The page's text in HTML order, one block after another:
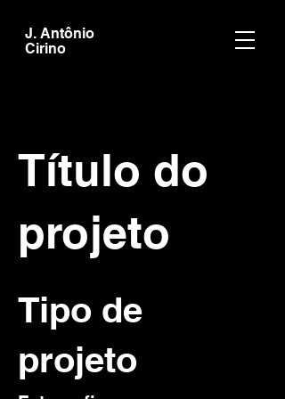
J. Antônio
Cirino
Título do
projeto
Tipo de
projeto